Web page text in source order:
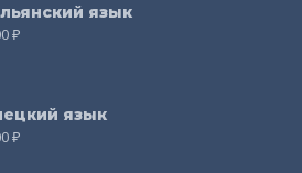
язык
₽
язык
₽